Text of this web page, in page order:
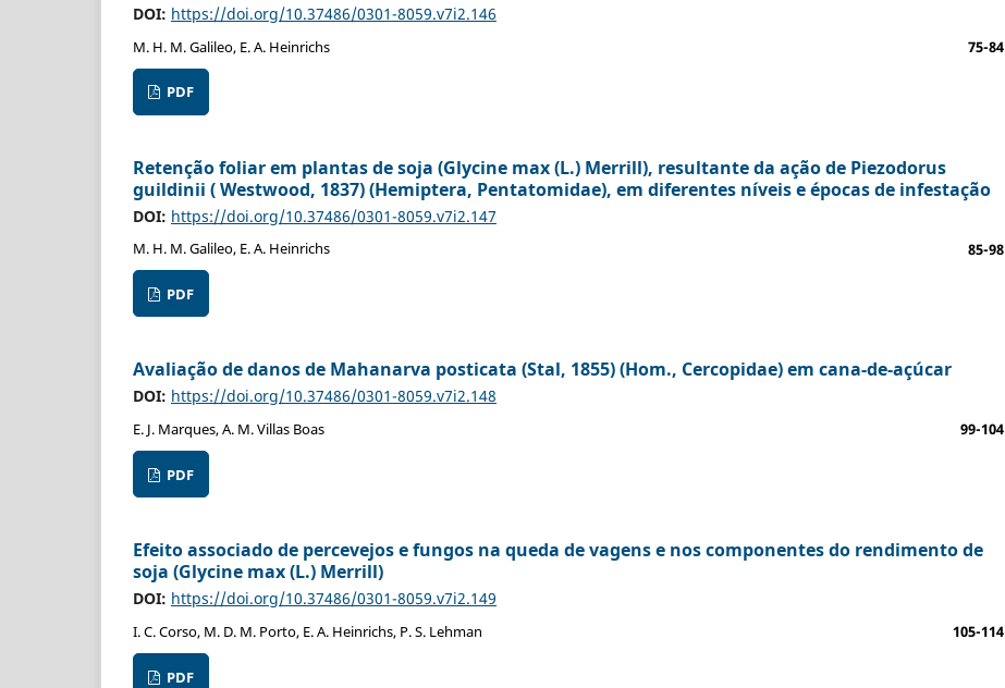
DOI: https://doi.org/10.37486/0301-8059.v7i2.146
M. H. M. Galileo, E. A. Heinrichs 75-84
PDF
Retenção foliar em plantas de soja (Glycine max (L.) Merrill), resultante da ação de Piezodorus
guildinii ( Westwood, 1837) (Hemiptera, Pentatomidae), em diferentes níveis e épocas de infestação
DOI: https://doi.org/10.37486/0301-8059.v7i2.147
M. H. M. Galileo, E. A. Heinrichs 85-98
PDF
Avaliação de danos de Mahanarva posticata (Stal, 1855) (Hom., Cercopidae) em cana-de-açúcar
DOI: https://doi.org/10.37486/0301-8059.v7i2.148
E. J. Marques, A. M. Villas Boas 99-104
PDF
Efeito associado de percevejos e fungos na queda de vagens e nos componentes do rendimento de
soja (Glycine max (L.) Merrill)
DOI: https://doi.org/10.37486/0301-8059.v7i2.149
I. C. Corso, M. D. M. Porto, E. A. Heinrichs, P. S. Lehman 105-114
PDF